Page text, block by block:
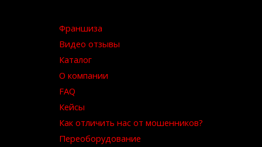
Франшиза
Видео отзывы
Каталог
О компании
FAQ
Кейсы
Как отличить нас от мошенников?
Переоборудование